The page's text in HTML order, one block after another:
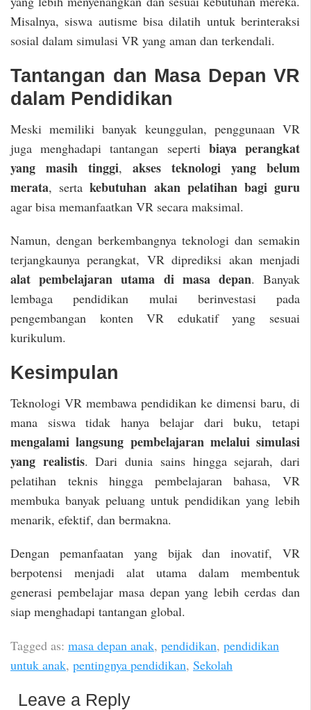
Misalnya, siswa autisme bisa dilatih untuk berinteraksi
sosial dalam simulasi VR yang aman dan terkendali.
Tantangan dan Masa Depan VR
dalam Pendidikan
Meski memiliki banyak keunggulan, penggunaan VR
juga menghadapi tantangan seperti biaya perangkat
yang masih tinggi, akses teknologi yang belum
merata, sertakebutuhan akan pelatihan bagi guru
agar bisa memanfaatkan VR secara maksimal.
Namun, dengan berkembangnya teknologi dan semakin
terjangkaunya perangkat, VR diprediksi akan menjadi
alat pembelajaran utama di masa depan. Banyak
lembaga pendidikan mulai berinvestasi pada
pengembangan konten VR edukatif yang sesuai
kurikulum.
Kesimpulan
Teknologi VR membawa pendidikan ke dimensi baru, di
mana siswa tidak hanya belajar dari buku, tetapi
mengalami langsung pembelajaran melalui simulasi
yang realistis. Dari dunia sains hingga sejarah, dari
pelatihan teknis hingga pembelajaran bahasa, VR
membuka banyak peluang untuk pendidikan yang lebih
menarik, efektif, dan bermakna.
Dengan pemanfaatan yang bijak dan inovatif, VR
berpotensi menjadi alat utama dalam membentuk
generasi pembelajar masa depan yang lebih cerdas dan
siap menghadapi tantangan global.
Tagged as: masa depan anak, pendidikan, pendidikan
untuk anak, pentingnya pendidikan, Sekolah
Leave a Reply